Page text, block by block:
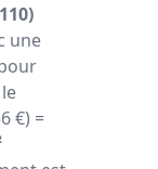
une
€) =